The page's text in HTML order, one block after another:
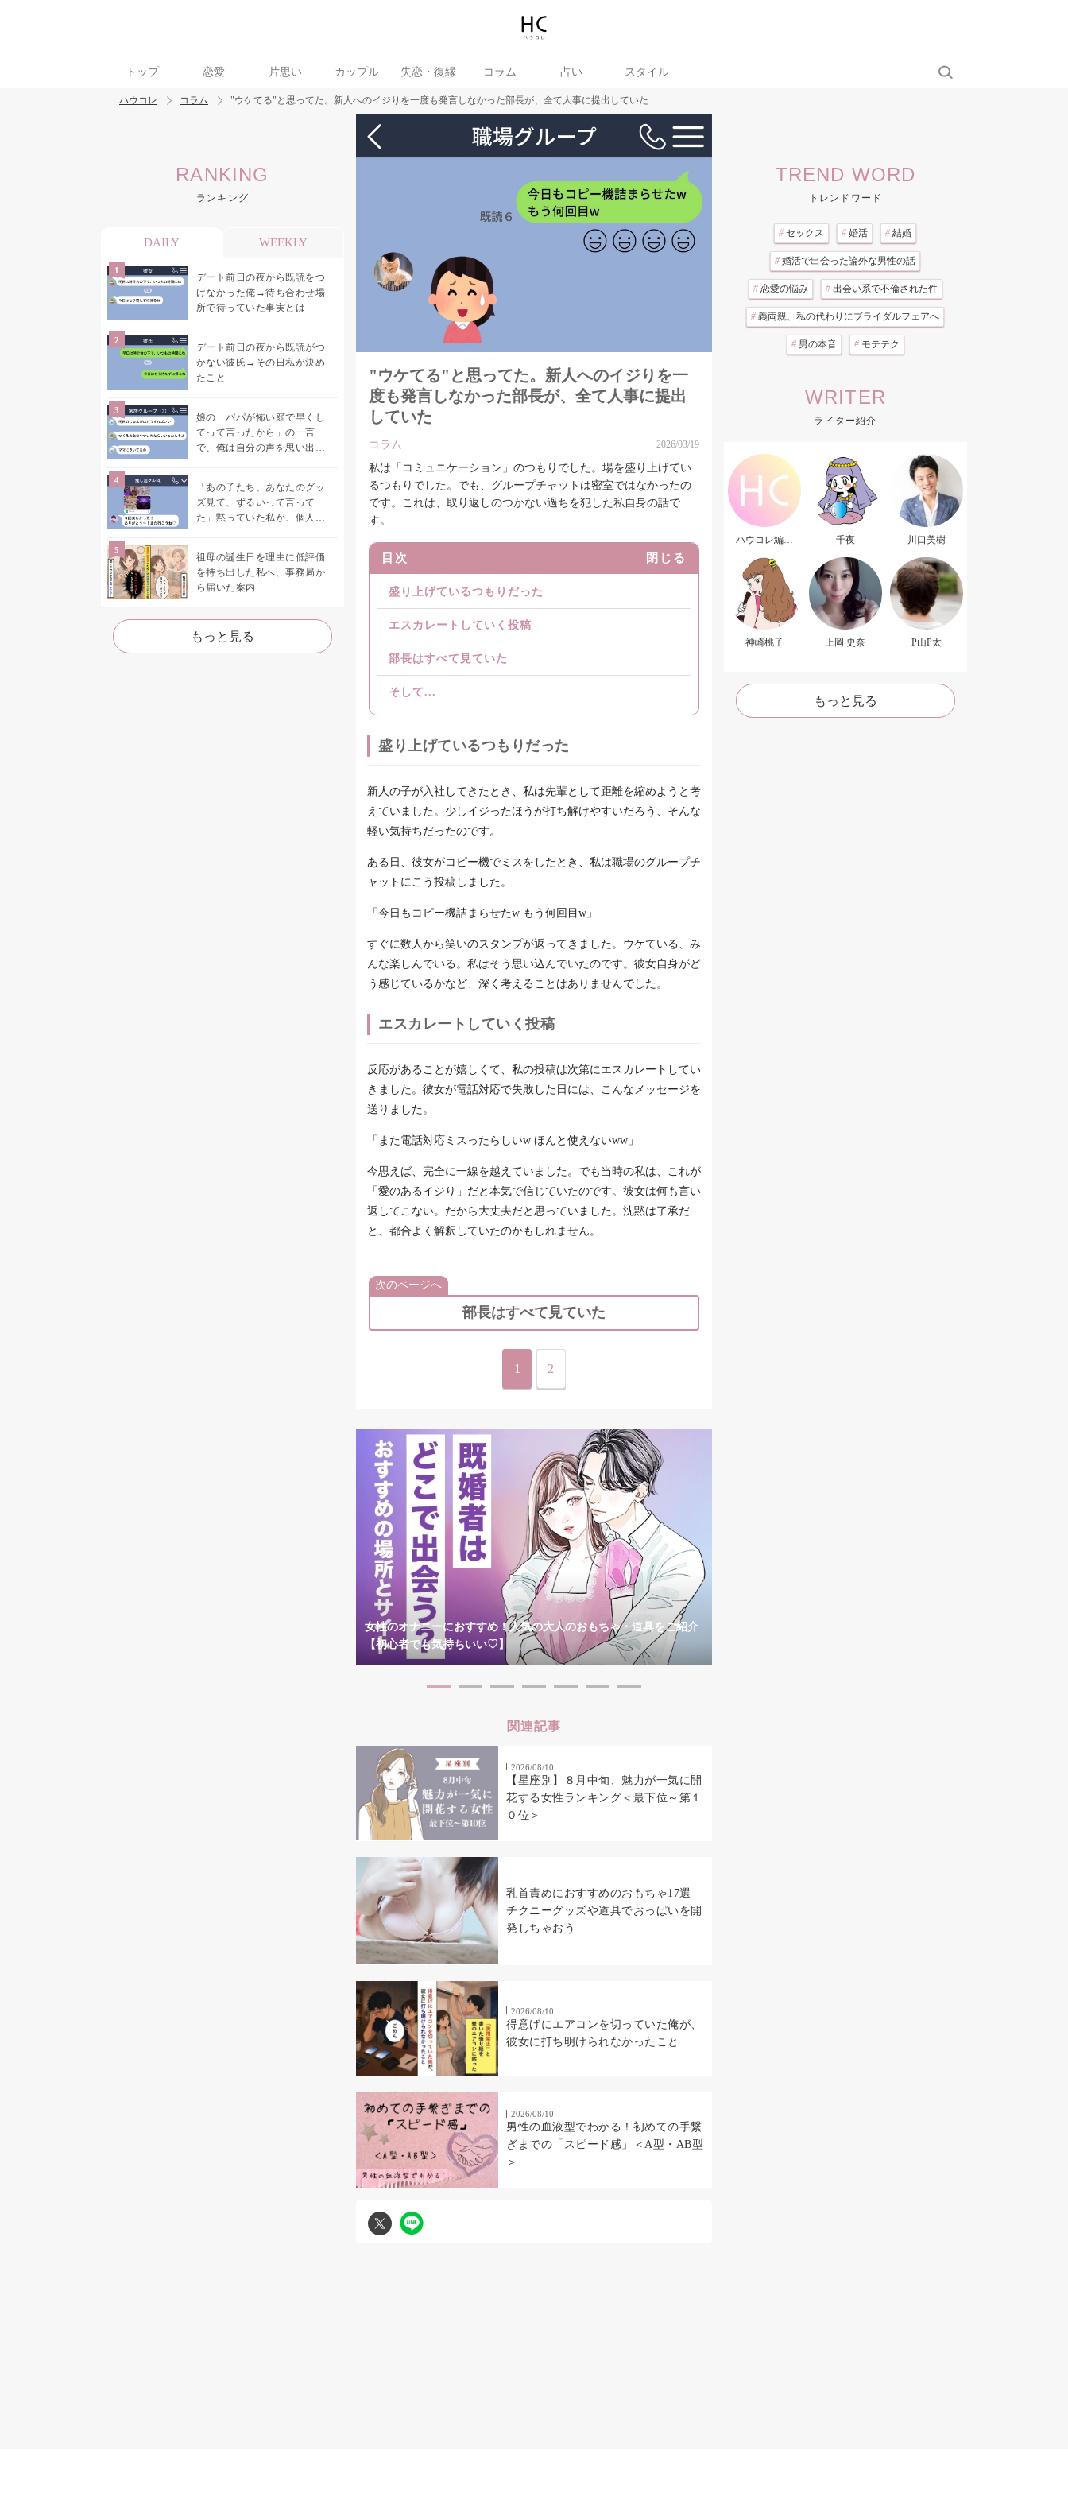
トップ 恋愛 片思い カップル 失恋・復縁 コラム 占い スタイル
トレンド ワード
ハウコレ コラム "ウケてる"と思ってた。新人へのイジりを一度も発言しなかった部長が、全て人事に提出していた
RANKING
ランキング
DAILY WEEKLY
デート前日の夜から既読をつ
けなかった俺→待ち合わせ場
所で待っていた事実とは
デート前日の夜から既読がつ
かない彼氏→その日私が決め
たこと
娘の「パパが怖い顔で早くし
てって言ったから」の一言
で、俺は自分の声を思い出し
「あの子たち、あなたのグッ
ズ見て、ずるいって言って
た」黙っていた私が、個人チ
祖母の誕生日を理由に低評価
を持ち出した私へ、事務局か
ら届いた案内
もっと見る
"ウケてる"と思ってた。新人へのイジりを一
度も発言しなかった部長が、全て人事に提出
していた
コラム 2026/03/19
私は「コミュニケーション」のつもりでした。場を盛り上げてい
るつもりでした。でも、グループチャットは密室ではなかったの
です。これは、取り返しのつかない過ちを犯した私自身の話で
す。
目次 閉じる
盛り上げているつもりだった
エスカレートしていく投稿
部長はすべて見ていた
そして...
盛り上げているつもりだった
新人の子が入社してきたとき、私は先輩として距離を縮めようと考
えていました。少しイジったほうが打ち解けやすいだろう、そんな
軽い気持ちだったのです。
ある日、彼女がコピー機でミスをしたとき、私は職場のグループチ
ャットにこう投稿しました。
「今日もコピー機詰まらせたw もう何回目w」
すぐに数人から笑いのスタンプが返ってきました。ウケている、み
んな楽しんでいる。私はそう思い込んでいたのです。彼女自身がど
う感じているかなど、深く考えることはありませんでした。
エスカレートしていく投稿
反応があることが嬉しくて、私の投稿は次第にエスカレートしてい
きました。彼女が電話対応で失敗した日には、こんなメッセージを
送りました。
「また電話対応ミスったらしいw ほんと使えないww」
今思えば、完全に一線を越えていました。でも当時の私は、これが
「愛のあるイジり」だと本気で信じていたのです。彼女は何も言い
返してこない。だから大丈夫だと思っていました。沈黙は了承だ
と、都合よく解釈していたのかもしれません。
次のページへ
部長はすべて見ていた
1 2
女性のオナニーにおすすめ！人気の大人のおもちゃ・道具をご紹介
【初心者でも気持ちいい♡】
関連記事
2026/08/10
【星座別】８月中旬、魅力が一気に開
花する女性ランキング＜最下位～第１
０位＞
乳首責めにおすすめのおもちゃ17選
チクニーグッズや道具でおっぱいを開
発しちゃおう
2026/08/10
得意げにエアコンを切っていた俺が、
彼女に打ち明けられなかったこと
2026/08/10
男性の血液型でわかる！初めての手繋
ぎまでの「スピード感」＜A型・AB型
＞
TREND WORD
トレンドワード
# セックス # 婚活 # 結婚
# 婚活で出会った論外な男性の話
# 恋愛の悩み # 出会い系で不倫された件
# 義両親、私の代わりにブライダルフェアへ
# 男の本音 # モテテク
WRITER
ライター紹介
ハウコレ編集
千夜 川口美樹
神崎桃子 上岡 史奈 P山P太
もっと見る